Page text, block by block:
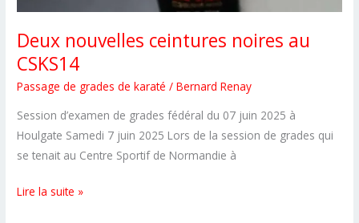
Deux nouvelles ceintures noires au
CSKS14
Passage de grades de karaté /Bernard Renay
Session d’examen de grades fédéral du 07 juin 2025 à
Houlgate Samedi 7 juin 2025 Lors de la session de grades qui
se tenait au Centre Sportif de Normandie à
Deux
Lire la suite »